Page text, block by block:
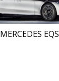
MERCEDES EQS